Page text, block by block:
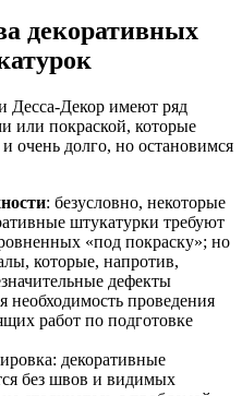
декоративных
Десса-Декор имеют ряд
или покраской, которые
очень долго, но остановимся
: безусловно, некоторые
штукатурки требуют
«под покраску»; но
которые, напротив,
дефекты
необходимость проведения
работ по подготовке
декоративные
без швов и видимых